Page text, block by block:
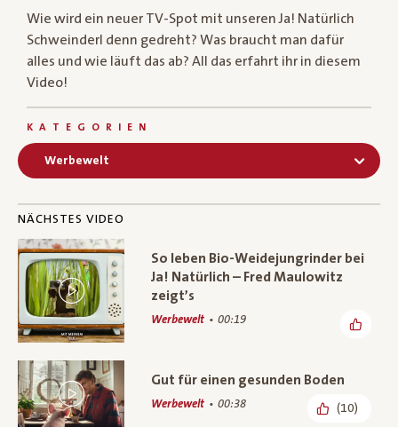
Wie wird ein neuer TV-Spot mit unseren Ja! Natürlich
Schweinderl denn gedreht? Was braucht man dafür
alles und wie läuft das ab? All das erfahrt ihr in diesem
Video!
KATEGORIEN
Werbewelt
NÄCHSTES VIDEO
So leben Bio-Weidejungrinder bei
Ja! Natürlich – Fred Maulowitz
zeigt’s
Werbewelt 00:19
Gut für einen gesunden Boden
Werbewelt 00:38 (10)